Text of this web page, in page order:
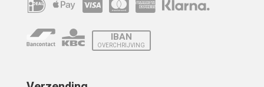
IBAN
OVERCHRIJVING